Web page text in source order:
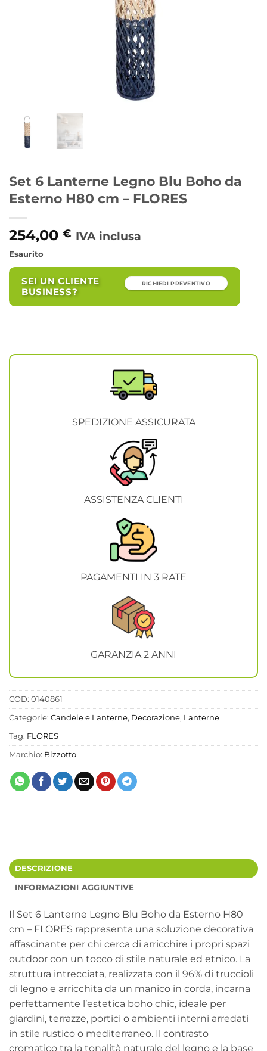
Set 6 Lanterne Legno Blu Boho da
Esterno H80 cm – FLORES
254,00 € IVA inclusa
Esaurito
SEI UN CLIENTE
BUSINESS?
RICHIEDI PREVENTIVO
SPEDIZIONE ASSICURATA
ASSISTENZA CLIENTI
PAGAMENTI IN 3 RATE
GARANZIA 2 ANNI
COD: 0140861
Categorie: Candele e Lanterne, Decorazione, Lanterne
Tag: FLORES
Marchio: Bizzotto
DESCRIZIONE
INFORMAZIONI AGGIUNTIVE
Il Set 6 Lanterne Legno Blu Boho da Esterno H80
cm – FLORES rappresenta una soluzione decorativa
affascinante per chi cerca di arricchire i propri spazi
outdoor con un tocco di stile naturale ed etnico. La
struttura intrecciata, realizzata con il 96% di truccioli
di legno e arricchita da un manico in corda, incarna
perfettamente l’estetica boho chic, ideale per
giardini, terrazze, portici o ambienti interni arredati
in stile rustico o mediterraneo. Il contrasto
cromatico tra la tonalità naturale del legno e la base